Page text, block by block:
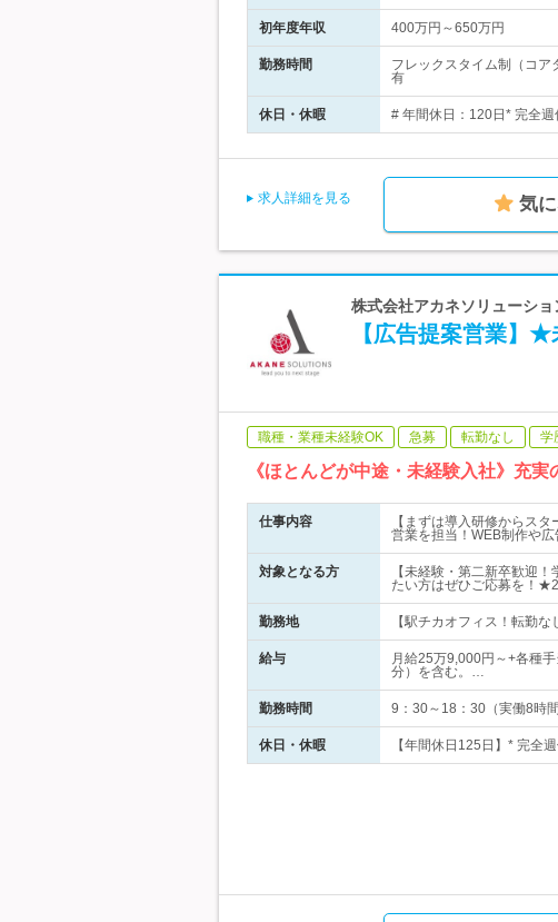
初年度年収 400万円～650万円
勤務時間
フレックスタイム制（コア
有
休日・休暇 # 年間休日：120日* 完全
求人詳細を見る 気
株式会社アカネソリューシ
【広告提案営業】
職種・業種未経験OK 急募 転勤なし 学
《ほとんどが中途・未経験入社》充
仕事内容
【まずは導入研修からス
営業を担当！WEB制作や広
対象となる方
【未経験・第二新卒歓迎
たい方はぜひご応募を！
勤務地 【駅チカオフィス！転勤
給与
月給25万9,000円～+各種
分）を含む。…
勤務時間 9：30～18：30（実働8時
休日・休暇 【年間休日125日】* 完全